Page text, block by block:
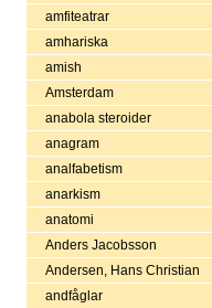
amfiteatrar
amhariska
amish
Amsterdam
anabola steroider
anagram
analfabetism
anarkism
anatomi
Anders Jacobsson
Andersen, Hans Christian
andfåglar